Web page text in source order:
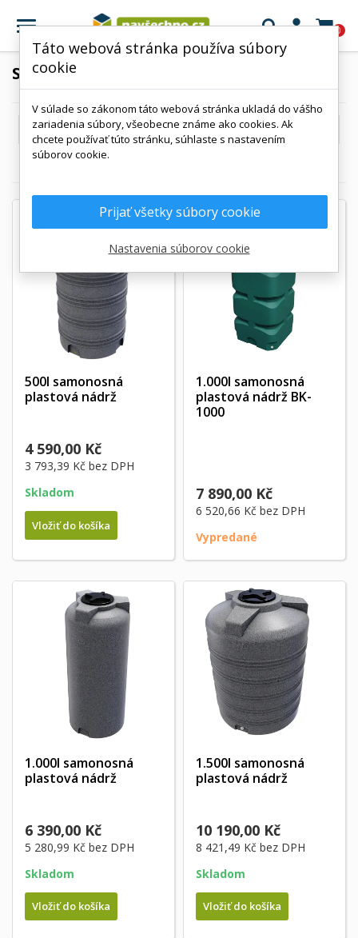
 0
SAMONOSNÉ NÁDRŽE
Kód, od A po Z
500l samonosná
plastová nádrž
4 590,00 Kč
3 793,39 Kč bez DPH
Skladom
Vložiť do košíka
1.000l samonosná
plastová nádrž BK-
1000
7 890,00 Kč
6 520,66 Kč bez DPH
Vypredané
1.000l samonosná
plastová nádrž
6 390,00 Kč
5 280,99 Kč bez DPH
Skladom
Vložiť do košíka
1.500l samonosná
plastová nádrž
10 190,00 Kč
8 421,49 Kč bez DPH
Skladom
Vložiť do košíka
Táto webová stránka používa súbory
cookie
V súlade so zákonom táto webová stránka ukladá do vášho
zariadenia súbory, všeobecne známe ako cookies. Ak
chcete používať túto stránku, súhlaste s nastavením
súborov cookie.
Prijať všetky súbory cookie
Nastavenia súborov cookie